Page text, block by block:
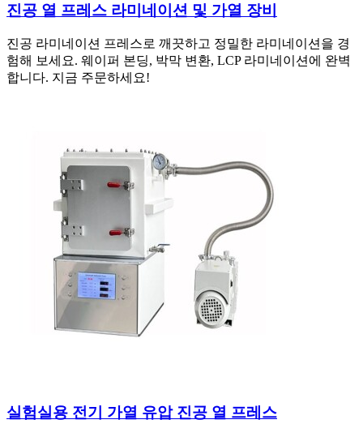
진공 열 프레스 라미네이션 및 가열 장비
진공 라미네이션 프레스로 깨끗하고 정밀한 라미네이션을 경
험해 보세요. 웨이퍼 본딩, 박막 변환, LCP 라미네이션에 완벽
합니다. 지금 주문하세요!
실험실용 전기 가열 유압 진공 열 프레스